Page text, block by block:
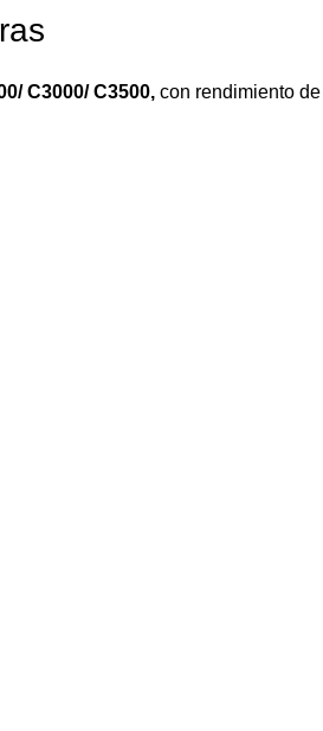
C3000/ C3500, con rendimiento